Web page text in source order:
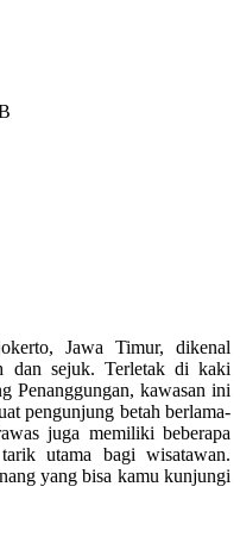
Jawa Timur, dikenal
dan sejuk. Terletak di kaki
Penanggungan, kawasan ini
pengunjung betah berlama-
juga memiliki beberapa
utama bagi wisatawan.
yang bisa kamu kunjungi